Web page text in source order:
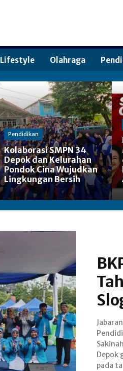
Lifestyle Olahraga
Pendidikan
Kolaborasi SMPN 34
Depok dan Kelurahan
Pondok Cina Wujudkan
Lingkungan Bersih
Depok
pada
ini
yang
Depok